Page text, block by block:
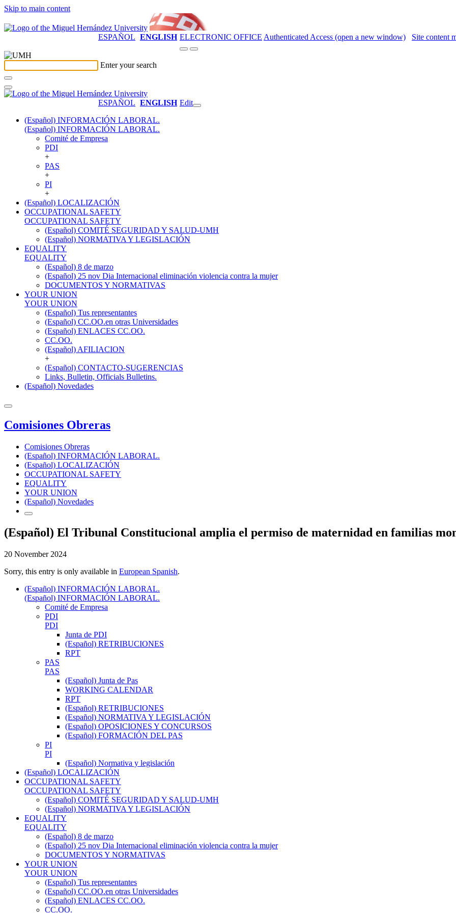
Skip to main content
ESPAÑOL ENGLISH ELECTRONIC OFFICE Authenticated Access (open a new window) Site content
Enter your search
ESPAÑOL ENGLISH Edit
(Español) INFORMACIÓN LABORAL.
(Español) INFORMACIÓN LABORAL.
Comité de Empresa
PDI
+
PAS
+
PI
+
(Español) LOCALIZACIÓN
OCCUPATIONAL SAFETY
OCCUPATIONAL SAFETY
(Español) COMITÉ SEGURIDAD Y SALUD-UMH
(Español) NORMATIVA Y LEGISLACIÓN
EQUALITY
EQUALITY
(Español) 8 de marzo
(Español) 25 nov Dia Internacional eliminación violencia contra la mujer
DOCUMENTOS Y NORMATIVAS
YOUR UNION
YOUR UNION
(Español) Tus representantes
(Español) CC.OO.en otras Universidades
(Español) ENLACES CC.OO.
CC.OO.
(Español) AFILIACION
+
(Español) CONTACTO-SUGERENCIAS
Links, Bulletin, Officials Bulletins.
(Español) Novedades
Comisiones Obreras
Comisiones Obreras
(Español) INFORMACIÓN LABORAL.
(Español) LOCALIZACIÓN
OCCUPATIONAL SAFETY
EQUALITY
YOUR UNION
(Español) Novedades
(Español) El Tribunal Constitucional amplia el permiso de maternidad en familias
20 November 2024
Sorry, this entry is only available in European Spanish.
(Español) INFORMACIÓN LABORAL.
(Español) INFORMACIÓN LABORAL.
Comité de Empresa
PDI
PDI
Junta de PDI
(Español) RETRIBUCIONES
RPT
PAS
PAS
(Español) Junta de Pas
WORKING CALENDAR
RPT
(Español) RETRIBUCIONES
(Español) NORMATIVA Y LEGISLACIÓN
(Español) OPOSICIONES Y CONCURSOS
(Español) FORMACIÓN DEL PAS
PI
PI
(Español) Normativa y legislación
(Español) LOCALIZACIÓN
OCCUPATIONAL SAFETY
OCCUPATIONAL SAFETY
(Español) COMITÉ SEGURIDAD Y SALUD-UMH
(Español) NORMATIVA Y LEGISLACIÓN
EQUALITY
EQUALITY
(Español) 8 de marzo
(Español) 25 nov Dia Internacional eliminación violencia contra la mujer
DOCUMENTOS Y NORMATIVAS
YOUR UNION
YOUR UNION
(Español) Tus representantes
(Español) CC.OO.en otras Universidades
(Español) ENLACES CC.OO.
CC.OO.